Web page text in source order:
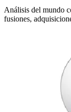
Análisis del mundo
fusiones,